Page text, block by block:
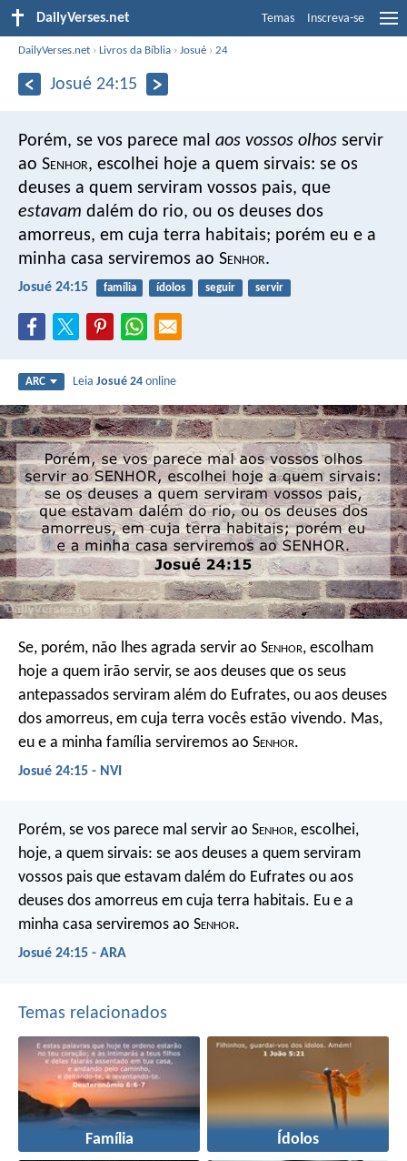
DailyVerses.net Temas Inscreva-se
DailyVerses.net ›Livros da Bíblia ›Josué ›24
Josué 24:15
Porém, se vos parece mal aos vossos olhos servir
ao Senhor, escolhei hoje a quem sirvais: se os
deuses a quem serviram vossos pais, que
estavam dalém do rio, ou os deuses dos
amorreus, em cuja terra habitais; porém eu e a
minha casa serviremos ao Senhor.
Josué 24:15 família ídolos seguir servir
ARC LeiaJosué 24 online
Se, porém, não lhes agrada servir ao Senhor, escolham
hoje a quem irão servir, se aos deuses que os seus
antepassados serviram além do Eufrates, ou aos deuses
dos amorreus, em cuja terra vocês estão vivendo. Mas,
eu e a minha família serviremos ao Senhor.
Josué 24:15 - NVI
Porém, se vos parece mal servir ao Senhor, escolhei,
hoje, a quem sirvais: se aos deuses a quem serviram
vossos pais que estavam dalém do Eufrates ou aos
deuses dos amorreus em cuja terra habitais. Eu e a
minha casa serviremos ao Senhor.
Josué 24:15 - ARA
Temas relacionados
Família Ídolos